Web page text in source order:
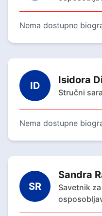
Nema dostupne
ID Isidora
Stručni
Nema dostupne
SR
Sandra
Savetnik